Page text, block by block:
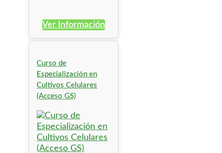
Ver Información
Curso de
Especialización en
Cultivos Celulares
(Acceso GS)